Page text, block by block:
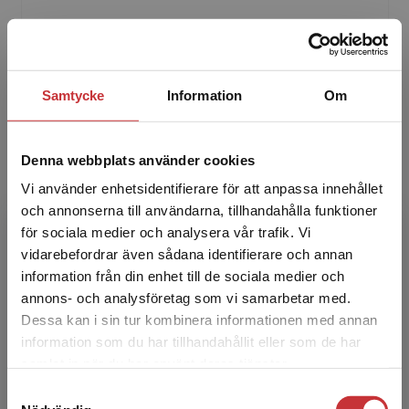
Samtycke Information Om
Denna webbplats använder cookies
Vi använder enhetsidentifierare för att anpassa innehållet
och annonserna till användarna, tillhandahålla funktioner
för sociala medier och analysera vår trafik. Vi
vidarebefordrar även sådana identifierare och annan
information från din enhet till de sociala medier och
annons- och analysföretag som vi samarbetar med.
Dessa kan i sin tur kombinera informationen med annan
information som du har tillhandahållit eller som de har
Begränsad fraktregion
Det verkar som att du besöker
studentlitteratur.se via en enhet utanför Sverige.
Vi erbjuder inte leveranser utanför Sverige. För
professor vid den statistiska institutionen. Hans
forskning berör ...
Mattias Nordin
Mattias Nordin är disputerad i nationalekonomi
och universitetslektor i statistik vid Uppsala
universitet. Hans forskning är både empirisk
och meto...